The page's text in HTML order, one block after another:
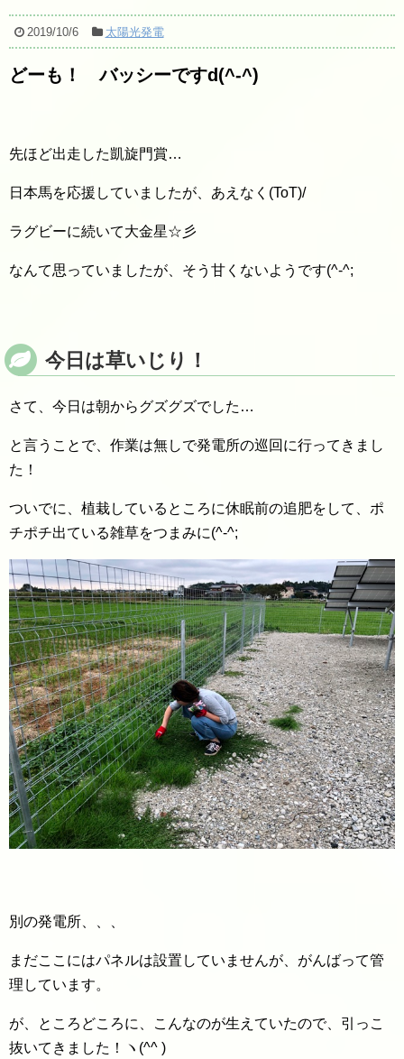
2019/10/6 太陽光発電
どーも！ バッシーですd(^-^)
先ほど出走した凱旋門賞…
日本馬を応援していましたが、あえなく(ToT)/
ラグビーに続いて大金星☆彡
なんて思っていましたが、そう甘くないようです(^-^;
今日は草いじり！
さて、今日は朝からグズグズでした…
と言うことで、作業は無しで発電所の巡回に行ってきまし
た！
ついでに、植栽しているところに休眠前の追肥をして、ポ
チポチ出ている雑草をつまみに(^-^;
別の発電所、、、
まだここにはパネルは設置していませんが、がんばって管
理しています。
が、ところどころに、こんなのが生えていたので、引っこ
抜いてきました！ヽ(^^ )